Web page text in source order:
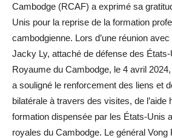
Cambodge (RCAF) a exprimé sa
Unis pour la reprise de la formation
cambodgienne. Lors d’une réunion
Jacky Ly, attaché de défense des
Royaume du Cambodge, le 4 avril
a souligné le renforcement des liens et
bilatérale à travers des visites, de l’aide
formation dispensée par les États-Unis
royales du Cambodge. Le général Vong